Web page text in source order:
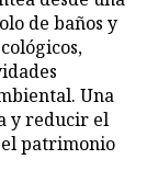
de baños y
Una
y reducir el
patrimonio